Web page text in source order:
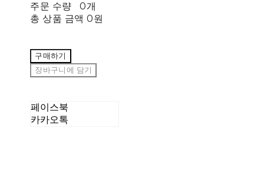
주문 수량
0개
총 상품 금액 0원
구매하기
장바구니에 담기
페이스북
카카오톡